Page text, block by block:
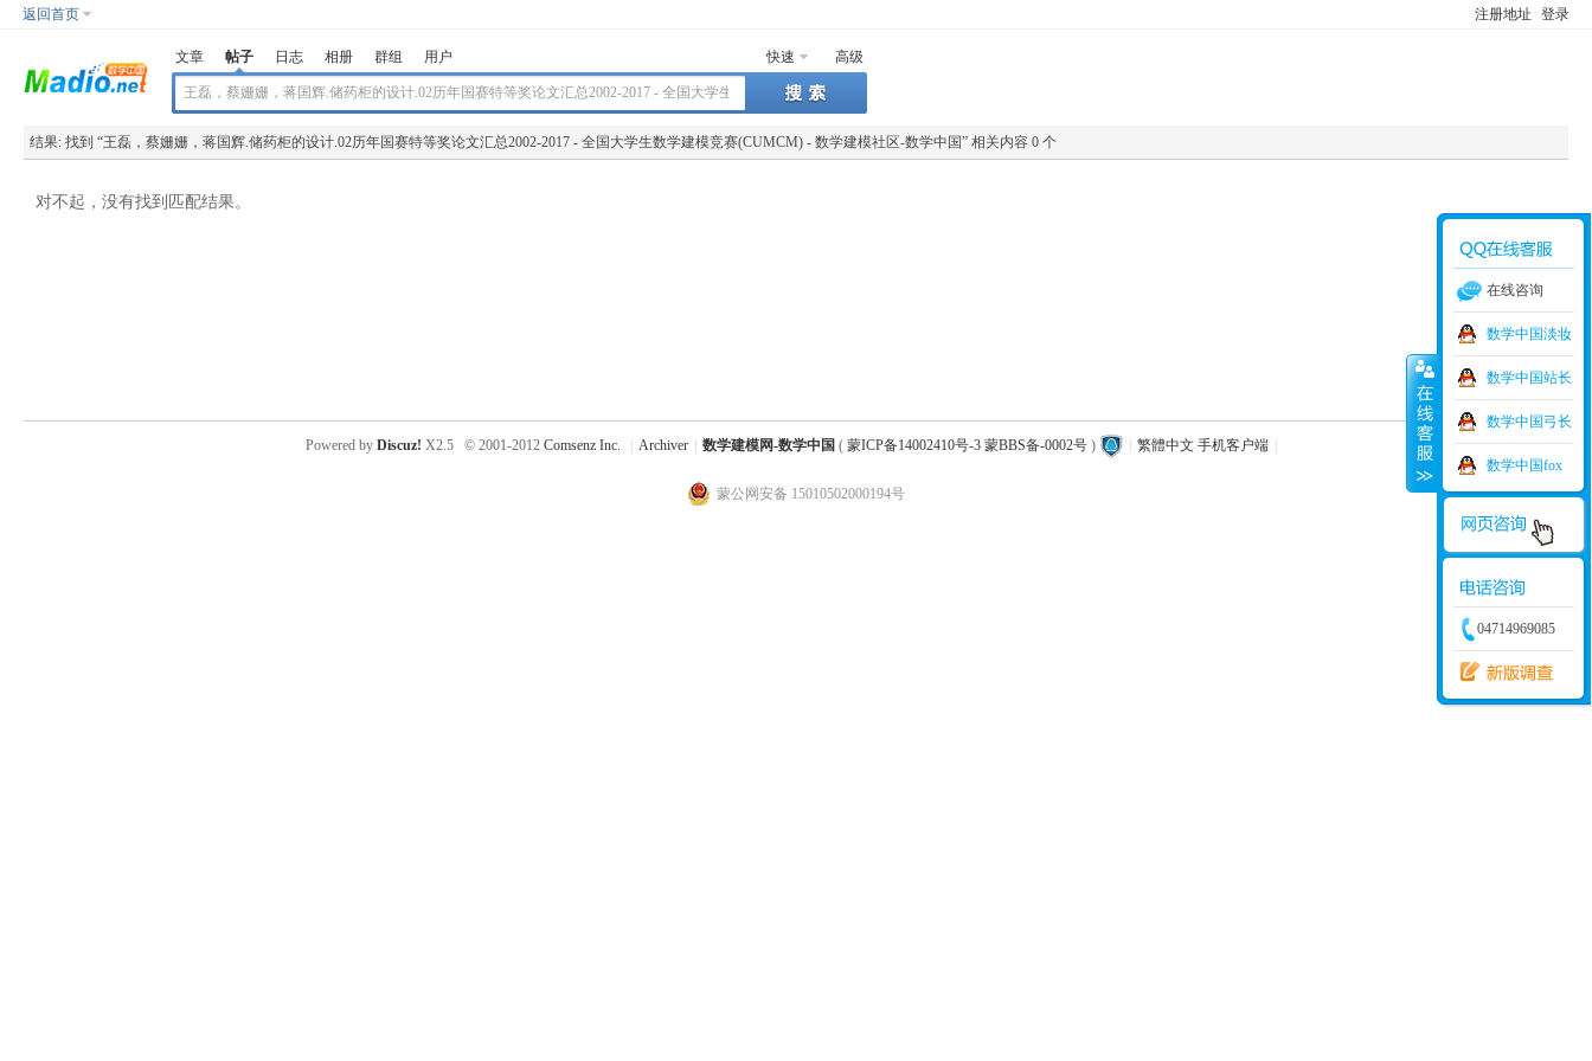
返回首页 注册地址 登录
快速 高级
文章 帖子 日志 相册 群组 用户
结果: 找到 “王磊，蔡姗姗，蒋国辉.储药柜的设计.02历年国赛特等奖论文汇总2002-2017 - 全国大学生数学建模竞赛(CUMCM) - 数学建模社区-数学中国” 相关内容 0 个
对不起，没有找到匹配结果。
在线咨询
数学中国淡妆
数学中国站长
数学中国弓长
数学中国fox
04714969085
Powered by Discuz! X2.5 © 2001-2012 Comsenz Inc. Archiver 数学建模网-数学中国 ( 蒙ICP备14002410号-3 蒙BBS备-0002号) 繁體中文 手机客户端
蒙公网安备 15010502000194号